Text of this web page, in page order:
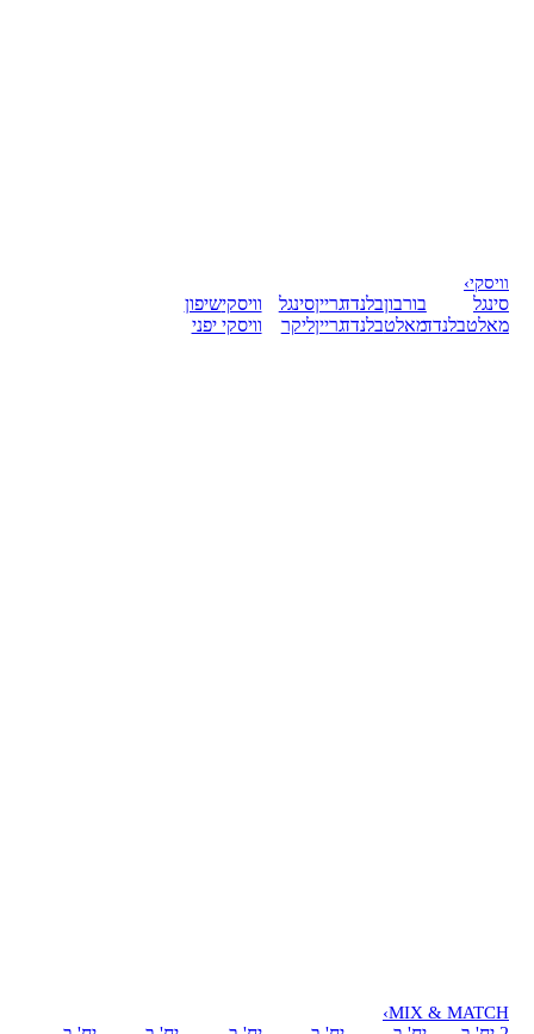
וויסקי›
סינגל
מאלטבלנדד
בורבוןבלנדד
מאלטבלנדד
גרייןסינגל
גרייןליקר
וויסקישיפון
וויסקי יפני
MIX & MATCH
›